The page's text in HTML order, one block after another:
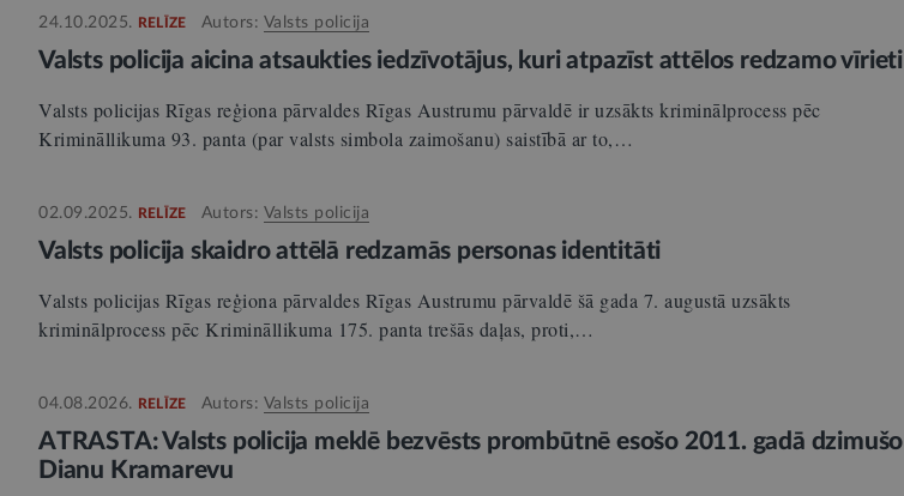
24.10.2025. RELĪZE Autors: Valsts policija
Valsts policija aicina atsaukties iedzīvotājus, kuri atpazīst attēlos redzamo vīrieti
Valsts policijas Rīgas reģiona pārvaldes Rīgas Austrumu pārvaldē ir uzsākts kriminālprocess pēc
Krimināllikuma 93. panta (par valsts simbola zaimošanu) saistībā ar to,…
02.09.2025. RELĪZE Autors: Valsts policija
Valsts policija skaidro attēlā redzamās personas identitāti
Valsts policijas Rīgas reģiona pārvaldes Rīgas Austrumu pārvaldē šā gada 7. augustā uzsākts
kriminālprocess pēc Krimināllikuma 175. panta trešās daļas, proti,…
04.08.2026. RELĪZE Autors: Valsts policija
ATRASTA: Valsts policija meklē bezvēsts prombūtnē esošo 2011. gadā dzimušo
Dianu Kramarevu